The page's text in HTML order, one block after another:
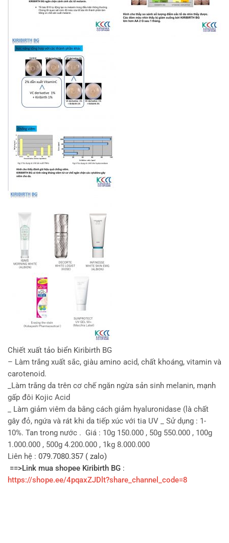
Chiết xuất tảo biển Kiribirth BG
– Làm trắng xuất sắc, giàu amino acid, chất khoáng, vitamin và
carotenoid.
_Làm trắng da trên cơ chế ngăn ngừa sản sinh melanin, mạnh
gấp đôi Kojic Acid
_ Làm giảm viêm da bằng cách giảm hyaluronidase (là chất
gây đỏ, ngứa và rát khi da tiếp xúc với tia UV _ Sử dụng : 1-
10%. Tan trong nước . Giá : 10g 150.000 , 50g 550.000 , 100g
1.000.000 , 500g 4.200.000 , 1kg 8.000.000
Liên hệ : 079.7080.357 ( zalo)
==>Link mua shopee Kiribirth BG :
https://shope.ee/4pqaxZJDlt?share_channel_code=8